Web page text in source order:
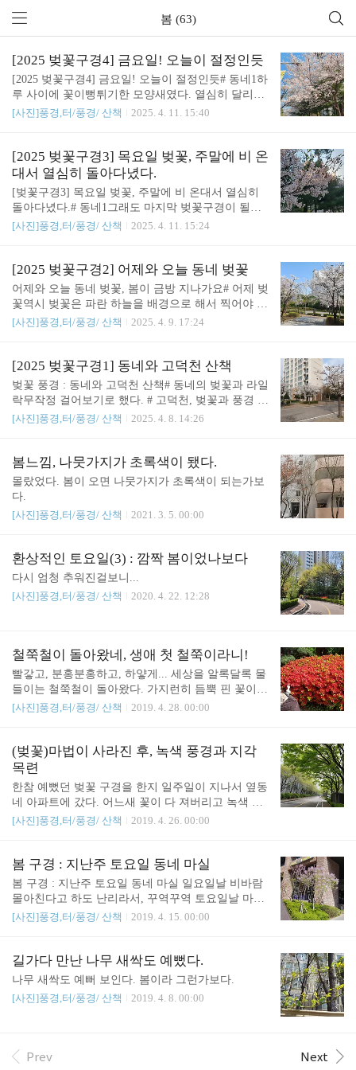
봄 (63)
[2025 벚꽃구경4] 금요일! 오늘이 절정인듯
[2025 벚꽃구경4] 금요일! 오늘이 절정인듯# 동네1하
루 사이에 꽃이뻥튀기한 모양새였다. 열심히 달리며
찍었다. # 동네2 하늘빛이 달라지니 느낌이 달랐다. h
동네3 # 동네5예쁜 풍경이 되기에 최고의 조건이었
다.# 동네6와! 너무 멋있었다. # 동네7관련글 :https://s
ound4u.tistory.com/6770 [2025 벚꽃구경1] 동네와 고
덕천 산책벚꽃 풍경 : 동네와 고덕천 산책# 동네의 벚
꽃과 라일락무작정 걸어보기로 했다. # 고덕천, 벚꽃
과 풍경 https://youtu.be/XREI20QRTok..
[사진]풍경,터/풍경/ 산책 2025. 4. 11. 15:40
[2025 벚꽃구경3] 목요일 벚꽃, 주말에 비 온
대서 열심히 돌아다녔다.
[벚꽃구경3] 목요일 벚꽃, 주말에 비 온대서 열심히
돌아다녔다.# 동네1그래도 마지막 벚꽃구경이 될지
도 모르니 열심히 돌아다니기로 했다. 목요일은 무척
[사진]풍경,터/풍경/ 산책 2025. 4. 11. 15:24
[2025 벚꽃구경2] 어제와 오늘 동네 벚꽃
어제와 오늘 동네 벚꽃, 봄이 금방 지나가요# 어제 벚
꽃역시 벚꽃은 파란 하늘을 배경으로 해서 찍어야 예
쁘다. # 오늘, 동네1 # 오늘, 동네2 # 오늘, 동네310분
도 사람이 너무 많다.# 오늘, 동네4하늘색이 회색에
가까워서 꽃이 그렇게 도드라 보이지는 않았다.# 오
늘, 동네5# 어제와 오늘, 다른 꽃들이건 약간 옅은색
다.
[사진]풍경,터/풍경/ 산책 2025. 4. 9. 17:24
[2025 벚꽃구경1] 동네와 고덕천 산책
벚꽃 풍경 : 동네와 고덕천 산책# 동네의 벚꽃과 라일
락무작정 걸어보기로 했다. # 고덕천, 벚꽃과 풍경 htt
ps://youtu.be/XREI20QRTok 벚꽃이 예쁘다보니 개나
y.comhttps://sound4u.tistory.com/6259 벚꽃과 산수유,
매화 : 봄이 온다.벚꽃과 산수유, 매화 : 봄이 온다. 날
이 따뜻해지니 꽃이 피려고 하나보다. # 벚꽃 # 산수
m/5091 벚꽃 가까이 보기벚꽃을 가까이 찍어보다. 주
[사진]풍경,터/풍경/ 산책 2025. 4. 8. 14:26
봄느낌, 나뭇가지가 초록색이 됐다.
몰랐었다. 봄이 오면 나뭇가지가 초록색이 되는가보
다.
[사진]풍경,터/풍경/ 산책
2021. 3. 5. 00:00
환상적인 토요일(3) : 깜짝 봄이었나보다
다시 엄청 추워진걸보니...
[사진]풍경,터/풍경/ 산책
2020. 4. 22. 12:28
철쭉철이 돌아왔네, 생애 첫 철쭉이라니!
빨갛고, 분홍분홍하고, 하얗게... 세상을 알록달록 물
들이는 철쭉철이 돌아왔다. 가지런히 듬뿍 핀 꽃이
참 탐스럽기도 하다. 17개월 꼬마 눈에도 신기한 모
[사진]풍경,터/풍경/ 산책 2019. 4. 28. 00:00
(벚꽃)마법이 사라진 후, 녹색 풍경과 지각
목련
한참 예뻤던 벚꽃 구경을 한지 일주일이 지나서 옆동
네 아파트에 갔다. 어느새 꽃이 다 져버리고 녹색 푸
른 세상이 됐다. 환하게 예뻤었는데... 꽃이 지고나니
는데, 올해는 벚꽃이 먼저 피고 진 다음 목련이 피었
다. 지각인건가.
[사진]풍경,터/풍경/ 산책 2019. 4. 26. 00:00
봄 구경 : 지난주 토요일 동네 마실
봄 구경 : 지난주 토요일 동네 마실 일요일날 비바람
몰아친다고 하도 난리라서, 꾸역꾸역 토요일날 마실
을 나갔다. 가봐야 유모차 끌고 얼마나 가겠냐마는...
데. 우린 오전만 돌고 집에 들어왔다. 병원 가야 되
서... 심지어는 길가에 민들레도 예쁜 날이었다. 화창
[사진]풍경,터/풍경/ 산책 2019. 4. 15. 00:00
길가다 만난 나무 새싹도 예뻤다.
나무 새싹도 예뻐 보인다. 봄이라 그런가보다.
[사진]풍경,터/풍경/ 산책
2019. 4. 8. 00:00
Prev Next